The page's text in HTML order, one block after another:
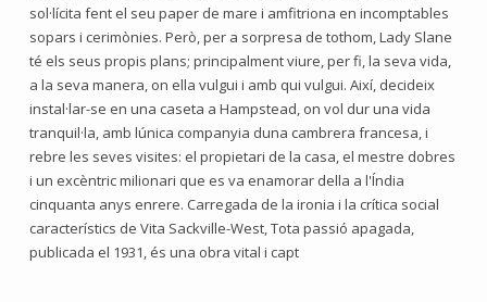
sol·lícita fent el seu paper de mare i amfitriona en incomptables
sopars i cerimònies. Però, per a sorpresa de tothom, Lady Slane
té els seus propis plans; principalment viure, per fi, la seva vida,
a la seva manera, on ella vulgui i amb qui vulgui. Així, decideix
instal·lar-se en una caseta a Hampstead, on vol dur una vida
tranquil·la, amb lúnica companyia duna cambrera francesa, i
rebre les seves visites: el propietari de la casa, el mestre dobres
i un excèntric milionari que es va enamorar della a l'Índia
cinquanta anys enrere. Carregada de la ironia i la crítica social
característics de Vita Sackville-West, Tota passió apagada,
publicada el 1931, és una obra vital i capt